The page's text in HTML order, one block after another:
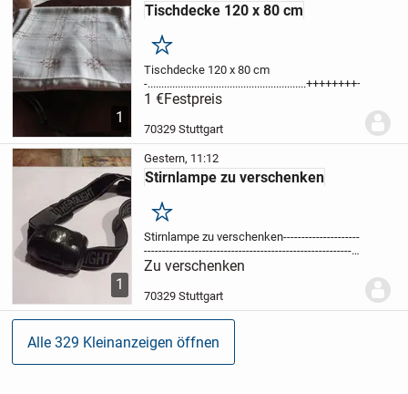
1
Tischdecke 120 x 80 cm
Merken
Tischdecke 120 x 80 cm
-
1 €Festpreis
70329 Stuttgart
1
Gestern, 11:12
Stirnlampe zu verschenken
Merken
Stirnlampe zu verschenken---------------------
-----------------------------------------------------------
-------------------
Zu verschenken
70329 Stuttgart
Alle 329 Kleinanzeigen öffnen